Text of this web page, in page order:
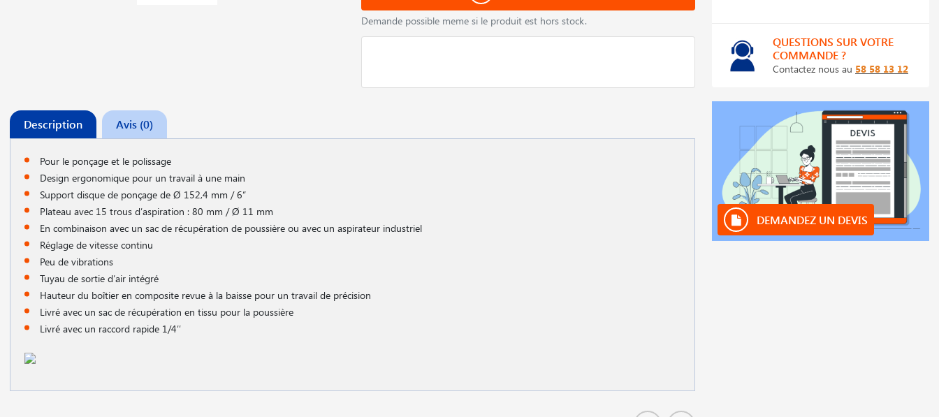
Demande possible meme si le produit est hors stock.
Description Avis (0)
Pour le ponçage et le polissage
Design ergonomique pour un travail à une main
Support disque de ponçage de Ø 152,4 mm / 6“
Plateau avec 15 trous d′aspiration : 80 mm / Ø 11 mm
En combinaison avec un sac de récupération de poussière ou avec un aspirateur industriel
Réglage de vitesse continu
Peu de vibrations
Tuyau de sortie d′air intégré
Hauteur du boîtier en composite revue à la baisse pour un travail de précision
Livré avec un sac de récupération en tissu pour la poussière
Livré avec un raccord rapide 1/4′′
QUESTIONS SUR VOTRE
COMMANDE ?
Contactez nous au 58 58 13 12
DEMANDEZ UN DEVIS